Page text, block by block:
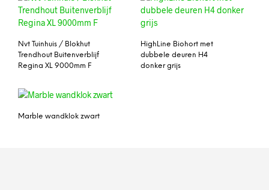
Nvt Tuinhuis / Blokhut
Trendhout Buitenverblijf
Regina XL 9000mm F
HighLine Biohort met
dubbele deuren H4
donker grijs
Marble wandklok zwart